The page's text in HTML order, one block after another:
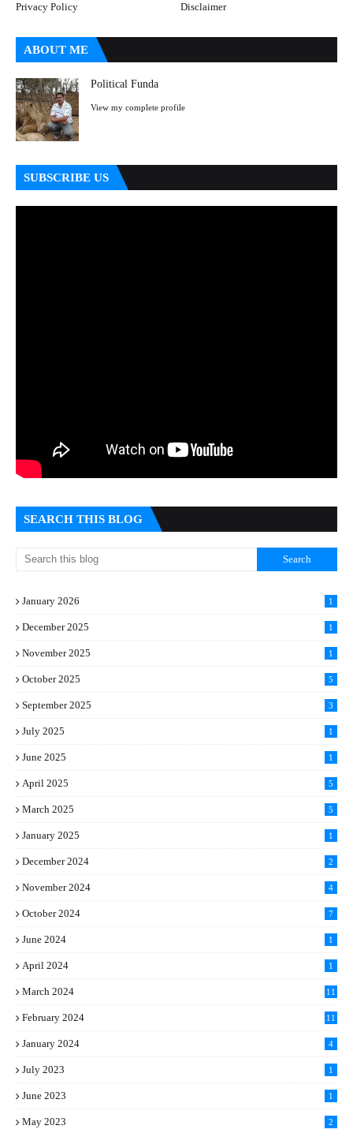
Privacy Policy
Disclaimer
ABOUT ME
Political Funda
View my complete profile
SUBSCRIBE US
SEARCH THIS BLOG
January 2026 1
December 2025 1
November 2025 1
October 2025 5
September 2025 3
July 2025 1
June 2025 1
April 2025 5
March 2025 5
January 2025 1
December 2024 2
November 2024 4
October 2024 7
June 2024 1
April 2024 1
March 2024
11
February 2024
11
January 2024 4
July 2023 1
June 2023 1
May 2023 2